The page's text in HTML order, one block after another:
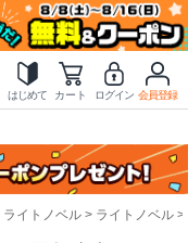
はじめて カート ログイン 会員登録
ライトノベル ライトノベル